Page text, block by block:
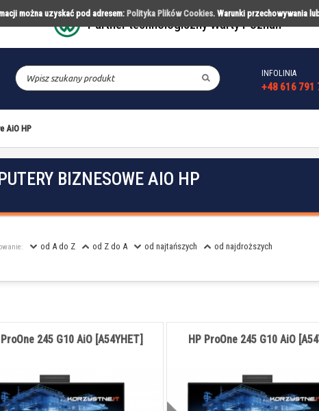
można uzyskać pod adresem: Polityka Plików Cookies. Warunki przechowywania
Partner technologiczny Warty Poznań
INFOLINIA
+48 616 791
AKCESORIA
AiO HP
BIZNESOWE AIO HP
od A do Z od Z do A od najtańszych od najdroższych
245 G10 AiO [A54YHET] HP ProOne 245 G10 AiO